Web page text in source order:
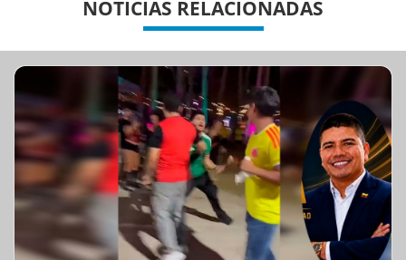
NOTICIAS RELACIONADAS